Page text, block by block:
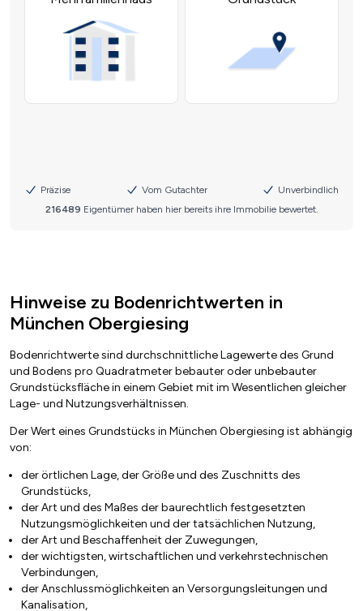
Hinweise zu Bodenrichtwerten in
München Obergiesing
Bodenrichtwerte sind durchschnittliche Lagewerte des Grund
und Bodens pro Quadratmeter bebauter oder unbebauter
Grundstücksfläche in einem Gebiet mit im Wesentlichen gleicher
Lage- und Nutzungsverhältnissen.
Der Wert eines Grundstücks in München Obergiesing ist abhängig
von:
der örtlichen Lage, der Größe und des Zuschnitts des
Grundstücks,
der Art und des Maßes der baurechtlich festgesetzten
Nutzungsmöglichkeiten und der tatsächlichen Nutzung,
der Art und Beschaffenheit der Zuwegungen,
der wichtigsten, wirtschaftlichen und verkehrstechnischen
Verbindungen,
der Anschlussmöglichkeiten an Versorgungsleitungen und
Kanalisation,